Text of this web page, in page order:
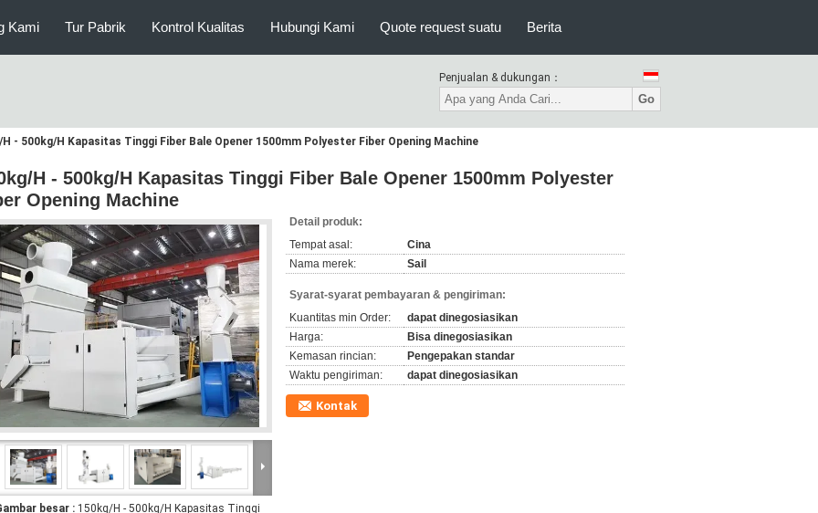
Kami Tur Pabrik Kontrol Kualitas Hubungi Kami Quote request suatu Berita
Penjualan & dukungan：
Go
- 500kg/H Kapasitas Tinggi Fiber Bale Opener 1500mm Polyester Fiber Opening Machine
H - 500kg/H Kapasitas Tinggi Fiber Bale Opener 1500mm Polyester
Opening Machine
besar : 150kg/H - 500kg/H Kapasitas Tinggi
Detail produk:
Tempat asal:
Cina
Nama merek:
Sail
Syarat-syarat pembayaran & pengiriman:
Kuantitas min Order:
dapat dinegosiasikan
Harga:
Bisa dinegosiasikan
Kemasan rincian:
Pengepakan standar
Waktu pengiriman:
dapat dinegosiasikan
Kontak